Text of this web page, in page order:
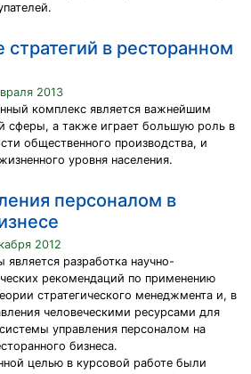
в ресторанном
2013
комплекс является важнейшим
сферы, а также играет большую роль в
общественного производства, и
уровня населения.
персоналом в
2012
разработка научно-
рекомендаций по применению
стратегического менеджмента и, в
человеческими ресурсами для
управления персоналом на
бизнеса.
целью в курсовой работе были